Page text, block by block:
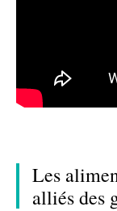
Les
alliés des